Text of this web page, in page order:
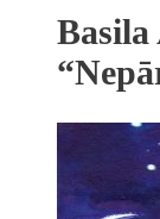
Basila